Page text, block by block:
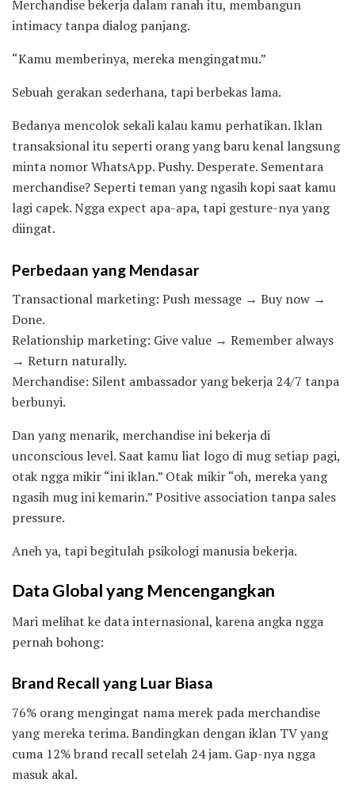
Merchandise bekerja dalam ranah itu, membangun
intimacy tanpa dialog panjang.
“Kamu memberinya, mereka mengingatmu.”
Sebuah gerakan sederhana, tapi berbekas lama.
Bedanya mencolok sekali kalau kamu perhatikan. Iklan
transaksional itu seperti orang yang baru kenal langsung
minta nomor WhatsApp. Pushy. Desperate. Sementara
merchandise? Seperti teman yang ngasih kopi saat kamu
lagi capek. Ngga expect apa-apa, tapi gesture-nya yang
diingat.
Perbedaan yang Mendasar
Transactional marketing: Push message → Buy now →
Done.
Relationship marketing: Give value → Remember always
→ Return naturally.
Merchandise: Silent ambassador yang bekerja 24/7 tanpa
berbunyi.
Dan yang menarik, merchandise ini bekerja di
unconscious level. Saat kamu liat logo di mug setiap pagi,
otak ngga mikir “ini iklan.” Otak mikir “oh, mereka yang
ngasih mug ini kemarin.” Positive association tanpa sales
pressure.
Aneh ya, tapi begitulah psikologi manusia bekerja.
Data Global yang Mencengangkan
Mari melihat ke data internasional, karena angka ngga
pernah bohong:
Brand Recall yang Luar Biasa
76% orang mengingat nama merek pada merchandise
yang mereka terima. Bandingkan dengan iklan TV yang
cuma 12% brand recall setelah 24 jam. Gap-nya ngga
masuk akal.